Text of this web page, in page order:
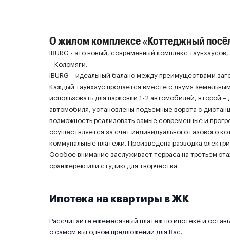
О жилом комплексе «Коттеджный
IBURG - это новый, современный комплекс
– Коломяги.
IBURG – идеальный баланс между преимуществами
Каждый таунхаус продается вместе с двумя
использовать для парковки 1-2 автомобилей, второй
автомобиля, установлены подъемные ворота с
возможность реализовать самые современные и
осуществляется за счет индивидуального газового
коммунальные платежи. Произведена разводка
Особое внимание заслуживает терраса на третьем
оранжерею или студию для творчества.
Ипотека на квартиры в ЖК
Рассчитайте ежемесячный платеж по ипотеке и
о самом выгодном предложении для Вас.